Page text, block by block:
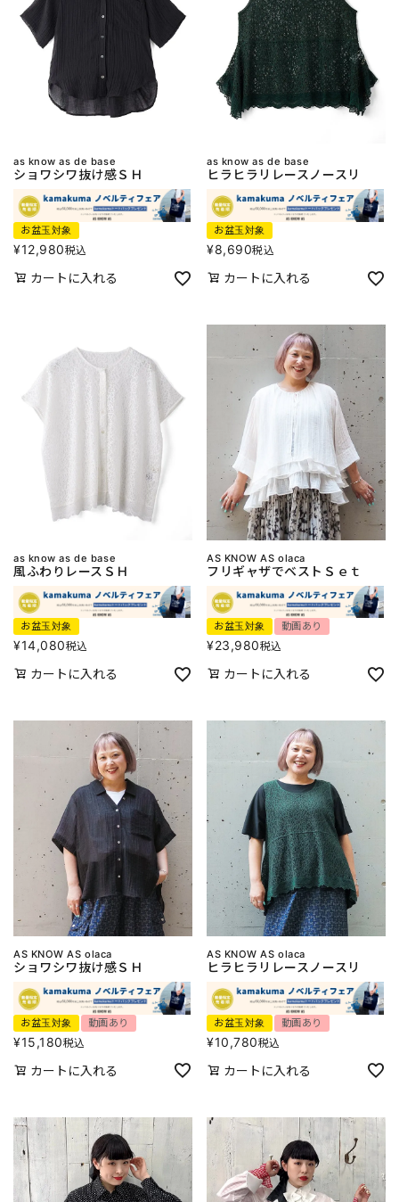
as know as de base
ショワシワ抜け感ＳＨ
お盆玉対象
¥12,980税込
カートに入れる
as know as de base
ヒラヒラリレースノースリ
お盆玉対象
¥8,690税込
カートに入れる
as know as de base
風ふわりレースＳＨ
お盆玉対象
¥14,080税込
カートに入れる
AS KNOW AS olaca
フリギャザでベストＳｅｔ
お盆玉対象 動画あり
¥23,980税込
カートに入れる
AS KNOW AS olaca
ショワシワ抜け感ＳＨ
お盆玉対象 動画あり
¥15,180税込
カートに入れる
AS KNOW AS olaca
ヒラヒラリレースノースリ
お盆玉対象 動画あり
¥10,780税込
カートに入れる